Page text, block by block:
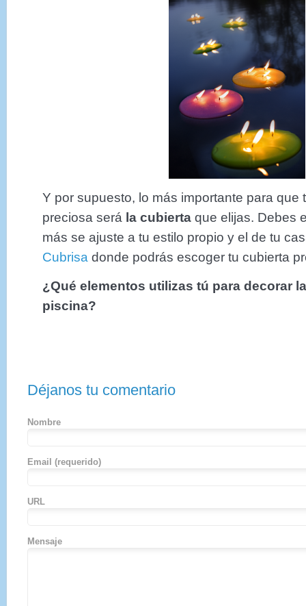
Y por supuesto, lo más importante para que
preciosa será la cubierta que elijas. Debes
más se ajuste a tu estilo propio y el de tu
Cubrisa donde podrás escoger tu cubierta
¿Qué elementos utilizas tú para decorar
piscina?
Déjanos tu comentario
Nombre
Email (requerido)
URL
Mensaje